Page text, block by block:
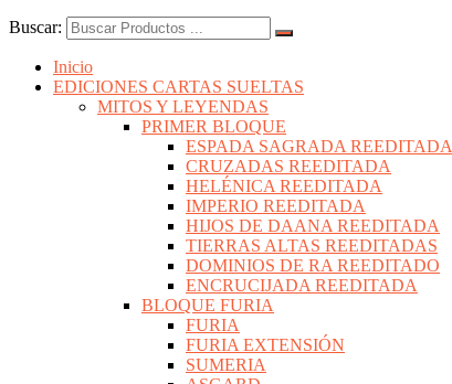
Buscar:
Inicio
EDICIONES CARTAS SUELTAS
MITOS Y LEYENDAS
PRIMER BLOQUE
ESPADA SAGRADA REEDITADA
CRUZADAS REEDITADA
HELÉNICA REEDITADA
IMPERIO REEDITADA
HIJOS DE DAANA REEDITADA
TIERRAS ALTAS REEDITADAS
DOMINIOS DE RA REEDITADO
ENCRUCIJADA REEDITADA
BLOQUE FURIA
FURIA
FURIA EXTENSIÓN
SUMERIA